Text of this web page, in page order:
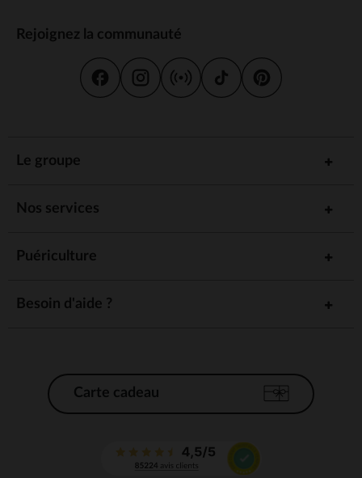
Rejoignez la communauté
Le groupe
Nos services
Puériculture
Besoin d'aide ?
Carte cadeau